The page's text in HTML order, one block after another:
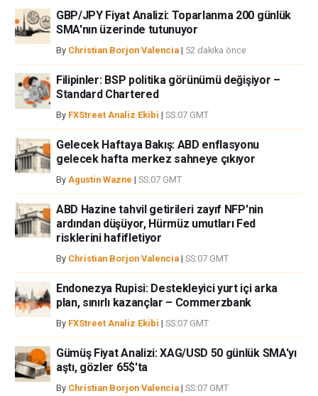
bilgilerin kullanımı nedeniyle doğrudan yada dolaylı olarak ortaya
çıkabilecek herhangi bir kar kaybı herhangi bir sınırlama olmaksızın
GBP/JPY Fiyat Analizi: Toparlanma 200 günlük
SMA'nın üzerinde tutunuyor
By Christian Borjon Valencia | 52 dakika önce
Filipinler: BSP politika görünümü değişiyor –
Standard Chartered
By FXStreet Analiz Ekibi | SS:07 GMT
Gelecek Haftaya Bakış: ABD enflasyonu
gelecek hafta merkez sahneye çıkıyor
By Agustin Wazne | SS:07 GMT
ABD Hazine tahvil getirileri zayıf NFP'nin
ardından düşüyor, Hürmüz umutları Fed
risklerini hafifletiyor
By Christian Borjon Valencia | SS:07 GMT
Endonezya Rupisi: Destekleyici yurt içi arka
plan, sınırlı kazançlar – Commerzbank
By FXStreet Analiz Ekibi | SS:07 GMT
Gümüş Fiyat Analizi: XAG/USD 50 günlük SMA'yı
aştı, gözler 65$'ta
By Christian Borjon Valencia | SS:07 GMT